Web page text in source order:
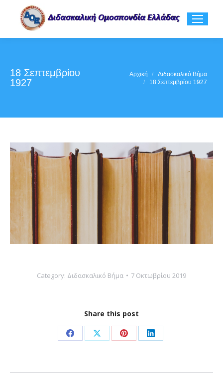
18 Σεπτεμβρίου
1927
Αρχική
Διδασκαλικό Βήμα
18 Σεπτεμβρίου 1927
Category: Διδασκαλικό Βήμα 7 Οκτωβρίου 2019
Share this post
Share
Facebook
Share
X
Share
Pinterest
Share
LinkedIn